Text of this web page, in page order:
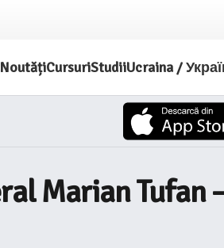
CursuriStudiiUcraina /
Marian Tufan